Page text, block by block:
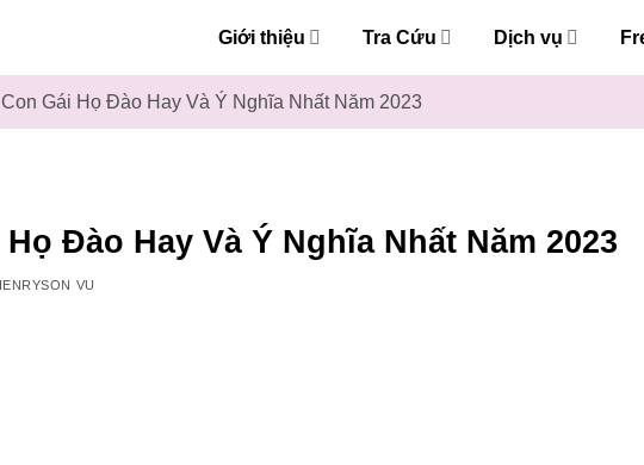
Giới thiệu Tra Cứu Dịch vụ
Gái Họ Đào Hay Và Ý Nghĩa Nhất Năm 2023
Đào Hay Và Ý Nghĩa Nhất Năm 2023
VU